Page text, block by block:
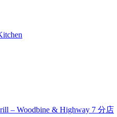
– Woodbine & Highway 7 分店